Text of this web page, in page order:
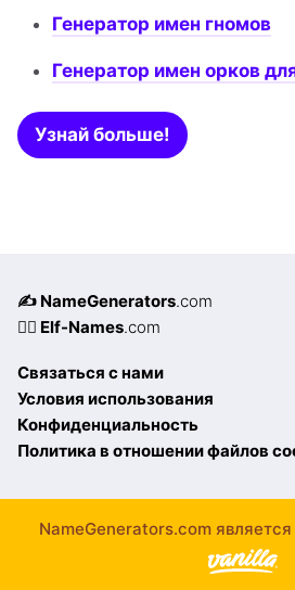
Генератор имен гномов
Генератор имен орков
Узнай больше!
✍️ NameGenerators.com
🧝‍♀️ Elf-Names.com
Связаться с нами
Условия использования
Конфиденциальность
Политика в отношении файлов
NameGenerators.com